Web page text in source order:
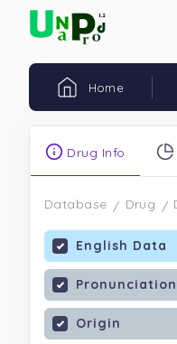
Home
Drug Info
Database Drug
English Data
Pronunciation
Origin